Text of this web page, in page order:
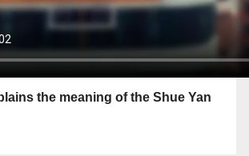
the meaning of the Shue Yan